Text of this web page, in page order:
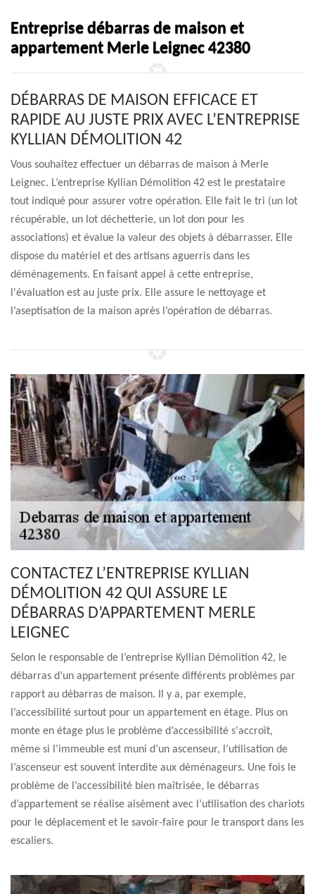
Entreprise débarras de maison et
appartement Merle Leignec 42380
DÉBARRAS DE MAISON EFFICACE ET
RAPIDE AU JUSTE PRIX AVEC L’ENTREPRISE
KYLLIAN DÉMOLITION 42
Vous souhaitez effectuer un débarras de maison à Merle
Leignec. L’entreprise Kyllian Démolition 42 est le prestataire
tout indiqué pour assurer votre opération. Elle fait le tri (un lot
récupérable, un lot déchetterie, un lot don pour les
associations) et évalue la valeur des objets à débarrasser. Elle
dispose du matériel et des artisans aguerris dans les
déménagements. En faisant appel à cette entreprise,
l'évaluation est au juste prix. Elle assure le nettoyage et
l’aseptisation de la maison après l’opération de débarras.
CONTACTEZ L’ENTREPRISE KYLLIAN
DÉMOLITION 42 QUI ASSURE LE
DÉBARRAS D’APPARTEMENT MERLE
LEIGNEC
Selon le responsable de l’entreprise Kyllian Démolition 42, le
débarras d’un appartement présente différents problèmes par
rapport au débarras de maison. Il y a, par exemple,
l’accessibilité surtout pour un appartement en étage. Plus on
monte en étage plus le problème d’accessibilité s'accroît,
même si l’immeuble est muni d’un ascenseur, l’utilisation de
l’ascenseur est souvent interdite aux déménageurs. Une fois le
problème de l’accessibilité bien maîtrisée, le débarras
d’appartement se réalise aisément avec l’utilisation des chariots
pour le déplacement et le savoir-faire pour le transport dans les
escaliers.